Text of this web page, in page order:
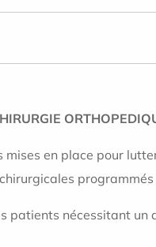
en place pour
programmés
patients nécessitant un